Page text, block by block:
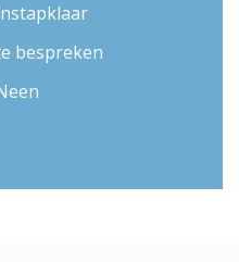
bespreken